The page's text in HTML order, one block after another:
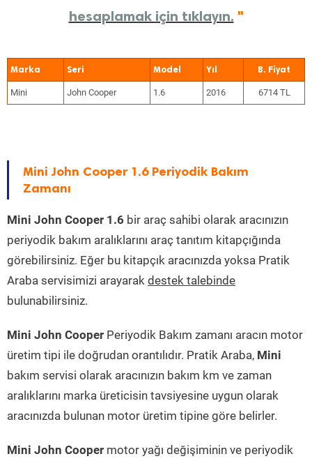
hesaplamak için tıklayın. "
Marka Seri Model Yıl
Mini John Cooper 1.6 2016 6714 TL
Mini John Cooper 1.6 Periyodik Bakım
Zamanı
Mini John Cooper 1.6 bir araç sahibi olarak aracınızın
periyodik bakım aralıklarını araç tanıtım kitapçığında
görebilirsiniz. Eğer bu kitapçık aracınızda yoksa Pratik
Araba servisimizi arayarak destek talebinde
bulunabilirsiniz.
Mini John Cooper Periyodik Bakım zamanı aracın motor
üretim tipi ile doğrudan orantılıdır. Pratik Araba, Mini
bakım servisi olarak aracınızın bakım km ve zaman
aralıklarını marka üreticisin tavsiyesine uygun olarak
aracınızda bulunan motor üretim tipine göre belirler.
Mini John Cooper motor yağı değişiminin ve periyodik